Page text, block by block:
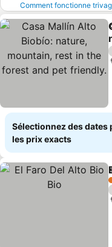
Comment fonctionne
Sélectionnez des dates
les prix exacts